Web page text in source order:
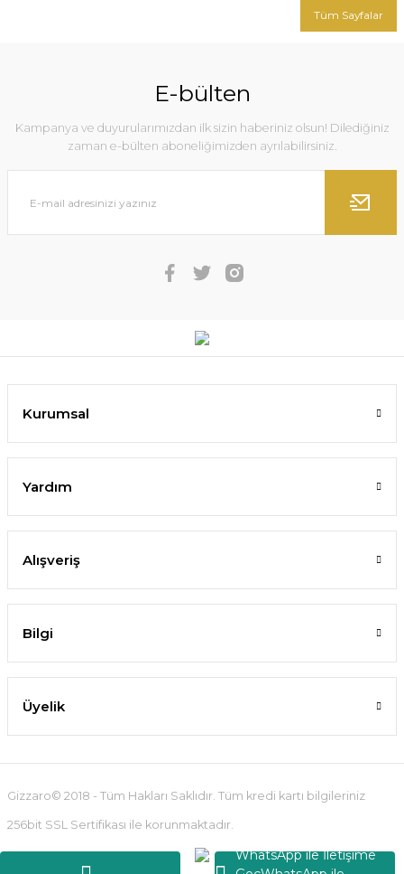
WhatsApp ile İletişime
Tüm Sayfalar
E-bülten
Kampanya ve duyurularımızdan ilk sizin haberiniz olsun! Dilediğiniz
zaman e-bülten aboneliğimizden ayrılabilirsiniz.
Kurumsal
Yardım
Alışveriş
Bilgi
Üyelik
Gizzaro© 2018 - Tüm Hakları Saklıdır. Tüm kredi kartı bilgileriniz
256bit SSL Sertifikası ile korunmaktadır.